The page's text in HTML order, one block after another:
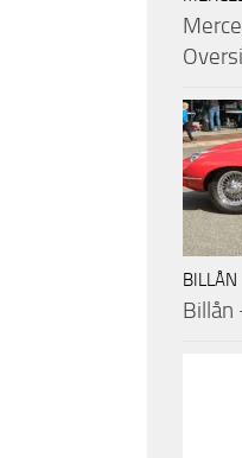
BILLÅN
Billån